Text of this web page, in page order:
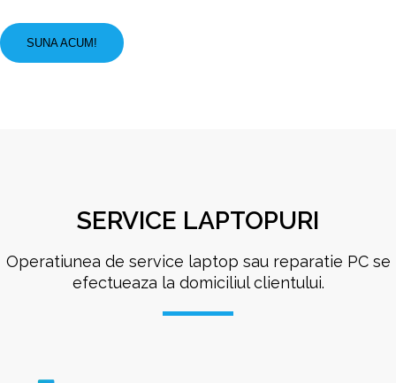
SUNA ACUM!
SERVICE LAPTOPURI
Operatiunea de service laptop sau reparatie PC se
efectueaza la domiciliul clientului.